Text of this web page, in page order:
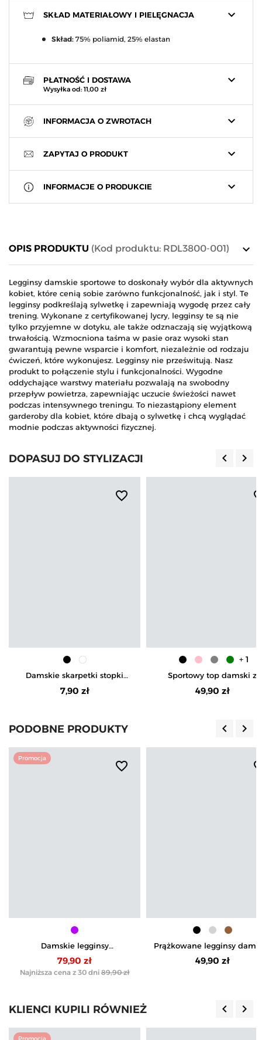
keyboard_arrow_down
SKŁAD MATERIAŁOWY I PIELĘGNACJA
Skład: 75% poliamid, 25% elastan
keyboard_arrow_down
PŁATNOŚĆ I DOSTAWA
Wysyłka od: 11,00 zł
keyboard_arrow_down
INFORMACJA O ZWROTACH
keyboard_arrow_down
ZAPYTAJ O PRODUKT
keyboard_arrow_down
INFORMACJE O PRODUKCIE
keyboard_arrow_down
OPIS PRODUKTU (Kod produktu: RDL3800-001)
Legginsy damskie sportowe to doskonały wybór dla aktywnych
kobiet, które cenią sobie zarówno funkcjonalność, jak i styl. Te
legginsy podkreślają sylwetkę i zapewniają wygodę przez cały
trening. Wykonane z certyfikowanej lycry, legginsy te są nie
tylko przyjemne w dotyku, ale także odznaczają się wyjątkową
trwałością. Wzmocniona taśma w pasie oraz wysoki stan
gwarantują pewne wsparcie i komfort, niezależnie od rodzaju
ćwiczeń, które wykonujesz. Legginsy nie prześwitują. Nasz
produkt to połączenie stylu i funkcjonalności. Wygodne
oddychające warstwy materiału pozwalają na swobodny
przepływ powietrza, zapewniając uczucie świeżości nawet
podczas intensywnego treningu. To niezastąpiony element
garderoby dla kobiet, które dbają o sylwetkę i chcą wyglądać
modnie podczas aktywności fizycznej.
DOPASUJ DO STYLIZACJI keyboard_arrow_left keyboard_arrow_right
favorite_border
Damskie skarpetki stopki
niskie cienkie
7,90 zł
Sportowy top damski z
krótkim rękawem
49,90 zł
+ 1
PODOBNE PRODUKTY keyboard_arrow_left keyboard_arrow_right
Promocja
favorite_border
Damskie legginsy
termoaktywne bezszwowe
79,90 zł
Najniższa cena z 30 dni 89,90 zł
Prążkowane legginsy
z wysokim stanem
49,90 zł
KLIENCI KUPILI RÓWNIEŻ keyboard_arrow_left keyboard_arrow_right
Promocja